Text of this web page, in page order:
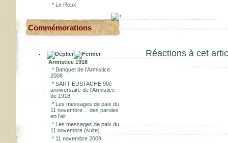
* Le Roux
Commémorations
Armistice 1918
* Banquet de l'Armistice
2008
* SART-EUSTACHE 90è
anniversaire de l'Armistice
de 1918
* Les messages de paix du
11 novembre… des paroles
en l’air
* Les messages de paix du
11 novembre (suite)
* 11 novembre 2009
Réactions à cet